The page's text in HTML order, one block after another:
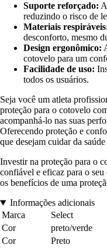
Suporte reforçado:
reduzindo o risco de
Materiais
desconforto, mesmo
Design ergonômico:
cotovelo para um
Facilidade de uso:
todos os usuários.
Seja você um atleta
proteção para o cotovelo
acompanhá-lo nas suas
Oferecendo proteção e
que desejam cuidar da
Investir na proteção para o
confiável e eficaz para o
os benefícios de uma
Informações adicionais
Marca
Select
Cor
preto/verde
Cor
Preto